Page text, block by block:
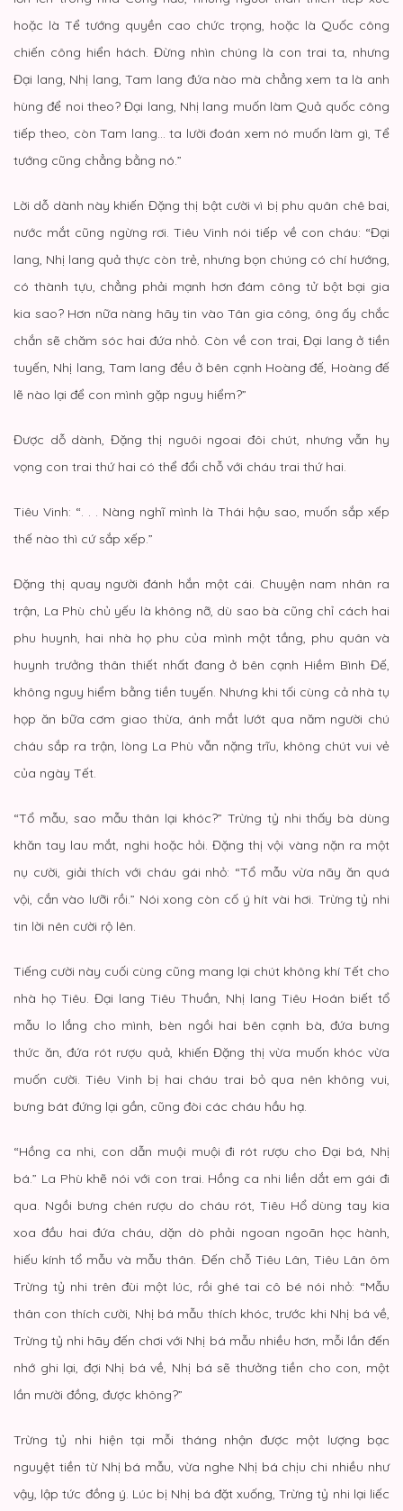
hoặc là Tể tướng quyền cao chức trọng, hoặc là Quốc công
chiến công hiển hách. Đừng nhìn chúng là con trai ta, nhưng
Đại lang, Nhị lang, Tam lang đứa nào mà chẳng xem ta là anh
hùng để noi theo? Đại lang, Nhị lang muốn làm Quả quốc công
tiếp theo, còn Tam lang… ta lười đoán xem nó muốn làm gì, Tể
tướng cũng chẳng bằng nó.”
Lời dỗ dành này khiến Đặng thị bật cười vì bị phu quân chê bai,
nước mắt cũng ngừng rơi. Tiêu Vinh nói tiếp về con cháu: “Đại
lang, Nhị lang quả thực còn trẻ, nhưng bọn chúng có chí hướng,
có thành tựu, chẳng phải mạnh hơn đám công tử bột bại gia
kia sao? Hơn nữa nàng hãy tin vào Tân gia công, ông ấy chắc
chắn sẽ chăm sóc hai đứa nhỏ. Còn về con trai, Đại lang ở tiền
tuyến, Nhị lang, Tam lang đều ở bên cạnh Hoàng đế, Hoàng đế
lẽ nào lại để con mình gặp nguy hiểm?”
Được dỗ dành, Đặng thị nguôi ngoai đôi chút, nhưng vẫn hy
vọng con trai thứ hai có thể đổi chỗ với cháu trai thứ hai.
Tiêu Vinh: “. . . Nàng nghĩ mình là Thái hậu sao, muốn sắp xếp
thế nào thì cứ sắp xếp.”
Đặng thị quay người đánh hắn một cái. Chuyện nam nhân ra
trận, La Phù chủ yếu là không nỡ, dù sao bà cũng chỉ cách hai
phu huynh, hai nhà họ phu của mình một tầng, phu quân và
huynh trưởng thân thiết nhất đang ở bên cạnh Hiềm Bình Đế,
không nguy hiểm bằng tiền tuyến. Nhưng khi tối cùng cả nhà tụ
họp ăn bữa cơm giao thừa, ánh mắt lướt qua năm người chú
cháu sắp ra trận, lòng La Phù vẫn nặng trĩu, không chút vui vẻ
của ngày Tết.
“Tổ mẫu, sao mẫu thân lại khóc?” Trừng tỷ nhi thấy bà dùng
khăn tay lau mắt, nghi hoặc hỏi. Đặng thị vội vàng nặn ra một
nụ cười, giải thích với cháu gái nhỏ: “Tổ mẫu vừa nãy ăn quá
vội, cắn vào lưỡi rồi.” Nói xong còn cố ý hít vài hơi. Trừng tỷ nhi
tin lời nên cười rộ lên.
Tiếng cười này cuối cùng cũng mang lại chút không khí Tết cho
nhà họ Tiêu. Đại lang Tiêu Thuần, Nhị lang Tiêu Hoán biết tổ
mẫu lo lắng cho mình, bèn ngồi hai bên cạnh bà, đứa bưng
thức ăn, đứa rót rượu quả, khiến Đặng thị vừa muốn khóc vừa
muốn cười. Tiêu Vinh bị hai cháu trai bỏ qua nên không vui,
bưng bát đứng lại gần, cũng đòi các cháu hầu hạ.
“Hồng ca nhi, con dẫn muội muội đi rót rượu cho Đại bá, Nhị
bá.” La Phù khẽ nói với con trai. Hồng ca nhi liền dắt em gái đi
qua. Ngồi bưng chén rượu do cháu rót, Tiêu Hổ dùng tay kia
xoa đầu hai đứa cháu, dặn dò phải ngoan ngoãn học hành,
hiếu kính tổ mẫu và mẫu thân. Đến chỗ Tiêu Lân, Tiêu Lân ôm
Trừng tỷ nhi trên đùi một lúc, rồi ghé tai cô bé nói nhỏ: “Mẫu
thân con thích cười, Nhị bá mẫu thích khóc, trước khi Nhị bá về,
Trừng tỷ nhi hãy đến chơi với Nhị bá mẫu nhiều hơn, mỗi lần đến
nhớ ghi lại, đợi Nhị bá về, Nhị bá sẽ thưởng tiền cho con, một
lần mười đồng, được không?”
Trừng tỷ nhi hiện tại mỗi tháng nhận được một lượng bạc
nguyệt tiền từ Nhị bá mẫu, vừa nghe Nhị bá chịu chi nhiều như
vậy, lập tức đồng ý. Lúc bị Nhị bá đặt xuống, Trừng tỷ nhi lại liếc